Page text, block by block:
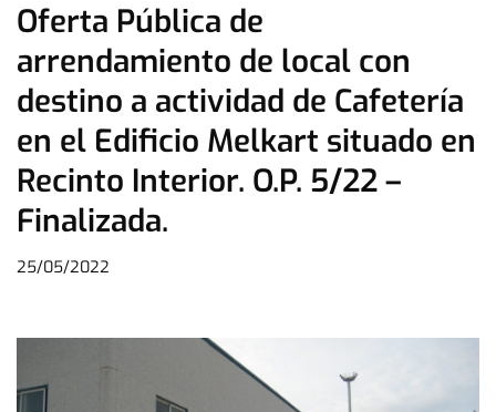
Oferta Pública de
arrendamiento de local con
destino a actividad de Cafetería
en el Edificio Melkart situado en
Recinto Interior. O.P. 5/22 –
Finalizada.
25/05/2022